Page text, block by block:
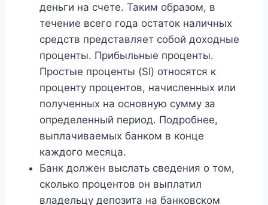
деньги на счете. Таким образом, в
течение всего года остаток наличных
средств представляет собой доходные
проценты. Прибыльные проценты.
Простые проценты (SI) относятся к
проценту процентов, начисленных или
полученных на основную сумму за
определенный период. Подробнее,
выплачиваемых банком в конце
каждого месяца.
Банк должен выслать сведения о том,
сколько процентов он выплатил
владельцу депозита на банковском